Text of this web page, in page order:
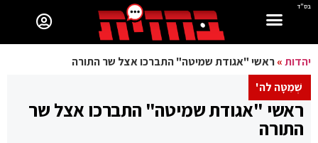
בס"ד
יהדות»ראשי "אגודת שמיטה" התברכו אצל שר התורה
שְׁמִטָּה לה'
ראשי "אגודת שמיטה" התברכו אצל שר
התורה